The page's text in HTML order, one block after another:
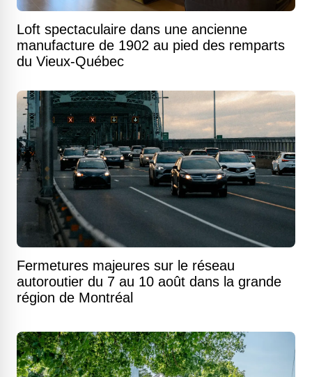
Loft spectaculaire dans une ancienne
manufacture de 1902 au pied des remparts
du Vieux-Québec
Fermetures majeures sur le réseau
autoroutier du 7 au 10 août dans la grande
région de Montréal